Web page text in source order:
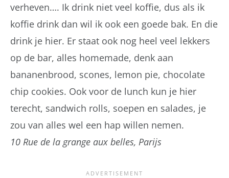
verheven…. Ik drink niet veel koffie, dus als ik
koffie drink dan wil ik ook een goede bak. En die
drink je hier. Er staat ook nog heel veel lekkers
op de bar, alles homemade, denk aan
bananenbrood, scones, lemon pie, chocolate
chip cookies. Ook voor de lunch kun je hier
terecht, sandwich rolls, soepen en salades, je
zou van alles wel een hap willen nemen.
10 Rue de la grange aux belles, Parijs